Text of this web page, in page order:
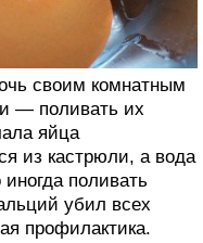
своим комнатным
— поливать их
яйца
из кастрюли, а вода
поливать
убил всех
профилактика.